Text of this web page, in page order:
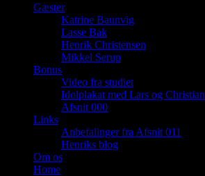
Gæster
Katrine Baunvig
Lasse Bak
Henrik Christensen
Mikkel Serup
Bonus
Video fra studiet
Idolplakat med Lars og Christian
Afsnit 000
Links
Anbefalinger fra Afsnit 011
Henriks blog
Om os
Home